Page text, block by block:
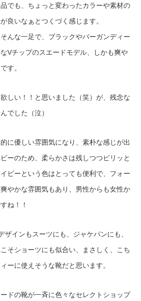
でも、ちょっと変わったカラーや素材の
良いなぁとつくづく感じます。
んな一足で、ブラックやバーガンディー
Vチップのスエードモデル、しかも爽や
す。
しい！！と思いました（笑）が、残念な
でした（泣）
に優しい雰囲気になり、素朴な感じが出
ーのため、柔らかさは残しつつピリッと
ビーという色はとっても便利で、フォー
やかな雰囲気もあり、男性からも女性か
ね！！
ザインもスーツにも、ジャケパンにも、
そショーツにも似合い、まさしく、こち
ーに使えそうな靴だと思います。
ドの靴が一斉に色々なセレクトショップ